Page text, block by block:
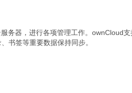
务器，进行各项管理工作。ownCloud
书签等重要数据保持同步。